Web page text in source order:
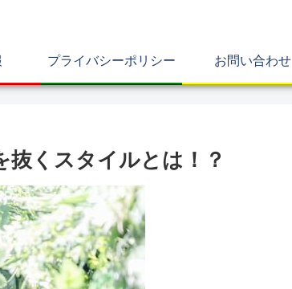
プライバシーポリシー お問い合わせ
抜くスタイルとは！？